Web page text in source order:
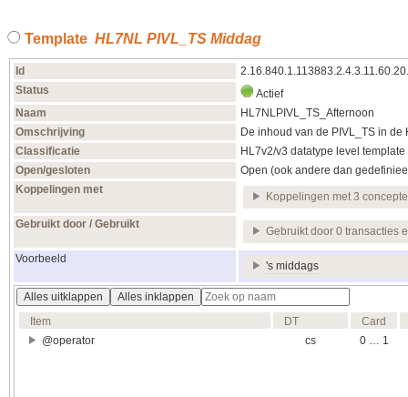
Template HL7NL PIVL_TS Middag
Id
Status
Actief
Naam
HL7NLPIVL_TS_Afternoon
Omschrijving
De inhoud van de PIVL_TS in
Classificatie
HL7v2/v3 datatype level template
Open/gesloten
Open (ook andere dan
Koppelingen met
Koppelingen met 3
Gebruikt door / Gebruikt
Gebruikt door 0 transacties
Voorbeeld
's middags
Alles uitklappen
Alles inklappen
Item
DT
Card
@operator
cs 0 … 1